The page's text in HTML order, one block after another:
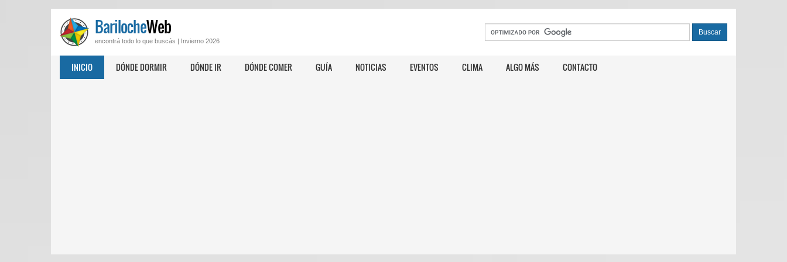
BarilocheWeb
encontrá todo lo que buscás | Invierno 2026
INICIO DÓNDE DORMIR DÓNDE IR DÓNDE COMER GUÍA NOTICIAS EVENTOS CLIMA ALGO MÁS CONTACTO